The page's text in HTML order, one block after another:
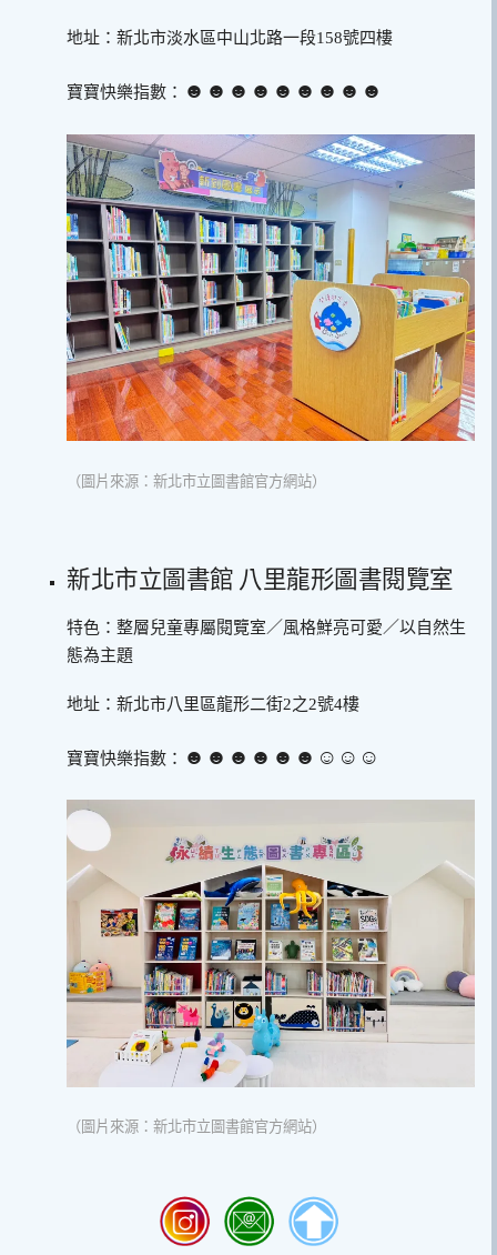
地址：新北市淡水區中山北路一段158號四樓
寶寶快樂指數： ☻☻☻☻☻☻☻☻☻
（圖片來源：新北市立圖書館官方網站）
新北市立圖書館 八里龍形圖書閱覽室
特色：整層兒童專屬閱覽室／風格鮮亮可愛／以自然生
態為主題
地址：新北市八里區龍形二街2之2號4樓
寶寶快樂指數： ☻☻☻☻☻☻☺︎☺︎☺︎
（圖片來源：新北市立圖書館官方網站）